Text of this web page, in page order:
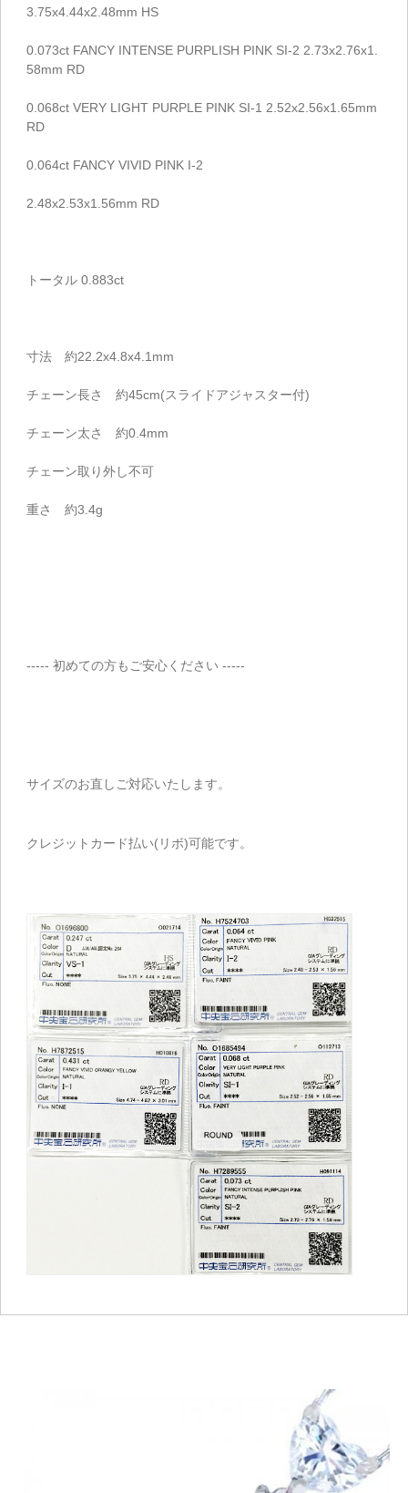
3.75x4.44x2.48mm HS
0.073ct FANCY INTENSE PURPLISH PINK SI-2 2.73x2.76x1.
58mm RD
0.068ct VERY LIGHT PURPLE PINK SI-1 2.52x2.56x1.65mm
RD
0.064ct FANCY VIVID PINK I-2
2.48x2.53x1.56mm RD
トータル 0.883ct
寸法 約22.2x4.8x4.1mm
チェーン長さ 約45cm(スライドアジャスター付)
チェーン太さ 約0.4mm
チェーン取り外し不可
重さ 約3.4g
----- 初めての方もご安心ください -----
サイズのお直しご対応いたします。
クレジットカード払い(リボ)可能です。